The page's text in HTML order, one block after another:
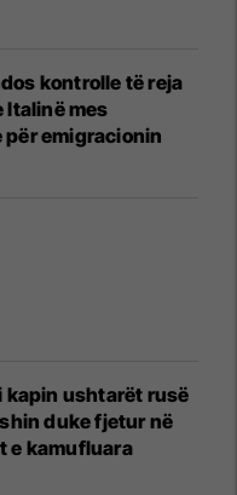
kontrolle të reja
Italinë mes
emigracionin
kapin ushtarët rusë
duke fjetur në
e kamufluara